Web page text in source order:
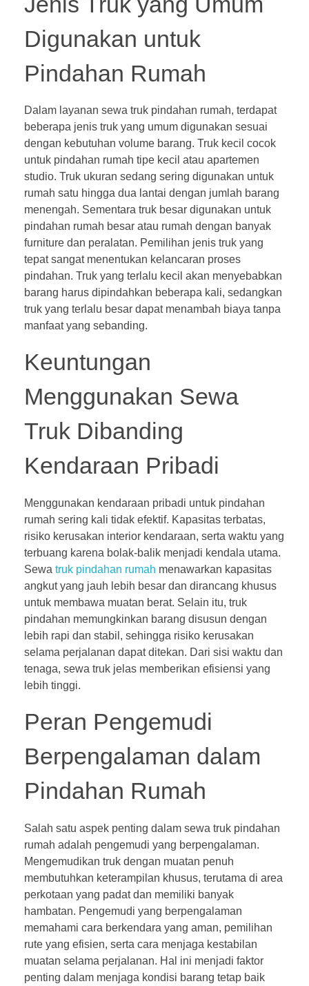
Digunakan untuk
Pindahan Rumah
Dalam layanan sewa truk pindahan rumah, terdapat
beberapa jenis truk yang umum digunakan sesuai
dengan kebutuhan volume barang. Truk kecil cocok
untuk pindahan rumah tipe kecil atau apartemen
studio. Truk ukuran sedang sering digunakan untuk
rumah satu hingga dua lantai dengan jumlah barang
menengah. Sementara truk besar digunakan untuk
pindahan rumah besar atau rumah dengan banyak
furniture dan peralatan. Pemilihan jenis truk yang
tepat sangat menentukan kelancaran proses
pindahan. Truk yang terlalu kecil akan menyebabkan
barang harus dipindahkan beberapa kali, sedangkan
truk yang terlalu besar dapat menambah biaya tanpa
manfaat yang sebanding.
Keuntungan
Menggunakan Sewa
Truk Dibanding
Kendaraan Pribadi
Menggunakan kendaraan pribadi untuk pindahan
rumah sering kali tidak efektif. Kapasitas terbatas,
risiko kerusakan interior kendaraan, serta waktu yang
terbuang karena bolak-balik menjadi kendala utama.
Sewa truk pindahan rumah menawarkan kapasitas
angkut yang jauh lebih besar dan dirancang khusus
untuk membawa muatan berat. Selain itu, truk
pindahan memungkinkan barang disusun dengan
lebih rapi dan stabil, sehingga risiko kerusakan
selama perjalanan dapat ditekan. Dari sisi waktu dan
tenaga, sewa truk jelas memberikan efisiensi yang
lebih tinggi.
Peran Pengemudi
Berpengalaman dalam
Pindahan Rumah
Salah satu aspek penting dalam sewa truk pindahan
rumah adalah pengemudi yang berpengalaman.
Mengemudikan truk dengan muatan penuh
membutuhkan keterampilan khusus, terutama di area
perkotaan yang padat dan memiliki banyak
hambatan. Pengemudi yang berpengalaman
memahami cara berkendara yang aman, pemilihan
rute yang efisien, serta cara menjaga kestabilan
muatan selama perjalanan. Hal ini menjadi faktor
penting dalam menjaga kondisi barang tetap baik